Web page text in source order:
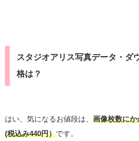
スタジオアリス写真データ・ダ
格は？
はい、気になるお値段は、 画像枚数に
(税込み440円）です。